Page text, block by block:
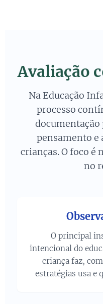
exercício de
Avaliação
Na Educação
processo
pensamento e
crianças. O foco é
no
O principal
intencional do
criança faz,
estratégias usa e